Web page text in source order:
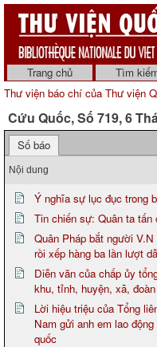
Trang chủ Tìm
Thư viện báo chí của Thư viện
Cứu Quốc, Số 719, 6
Số báo
Nội dung
Ý nghĩa sự lục đục trong
Tin chiến sự: Quân ta tấn
Quân Pháp bắt người
rồi xếp hàng ba lần lượt
Diễn văn của chấp ủy
khu, tỉnh, huyện, xã,
Lời hiệu triệu của Tổng
Nam gửi anh em lao
quốc